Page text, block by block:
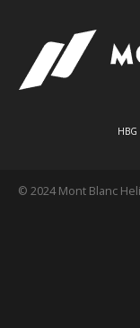
© 2024 Mont Blanc